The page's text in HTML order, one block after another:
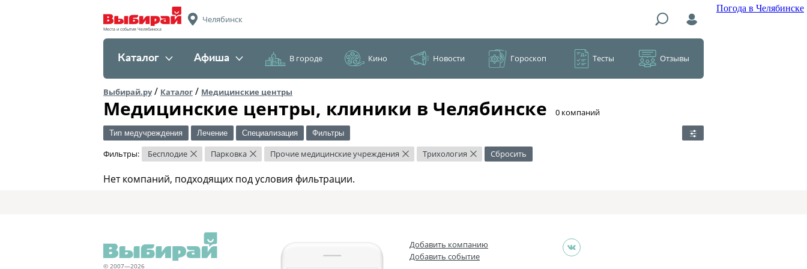
Погода в Челябинске
Места и события Челябинска
Челябинск
Каталог Афиша В городе Кино Новости Гороскоп Тесты Отзывы
Выбирай.ру/ Каталог / Медицинские центры
Медицинские центры, клиники в Челябинске ​0 компаний
Тип медучреждения Лечение Специализация Фильтры
Фильтры: Бесплодие × Парковка × Прочие медицинские учреждения × Трихология × Сбросить
Нет компаний, подходящих под условия фильтрации.
© 2007—2026
Добавить компанию
Добавить событие